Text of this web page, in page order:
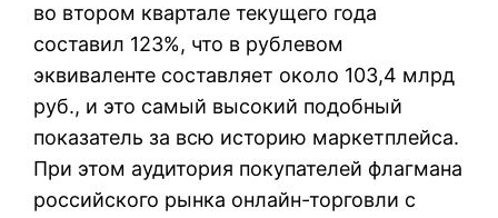
во втором квартале текущего года
составил 123%, что в рублевом
эквиваленте составляет около 103,4 млрд
руб., и это самый высокий подобный
показатель за всю историю маркетплейса.
При этом аудитория покупателей флагмана
российского рынка онлайн-торговли с